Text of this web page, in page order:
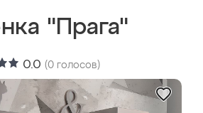
"Прага"
0.0 (0 голосов)